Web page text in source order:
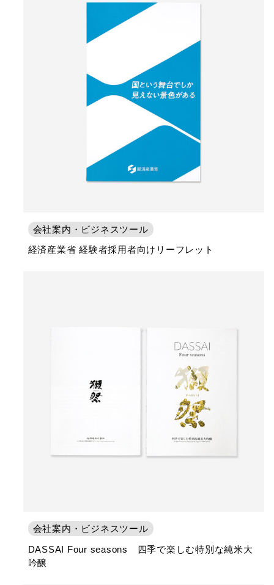
会社案内・ビジネスツール
経済産業省 経験者採用者向けリーフレット
会社案内・ビジネスツール
DASSAI Four seasons 四季で楽しむ特別な純米大
吟醸